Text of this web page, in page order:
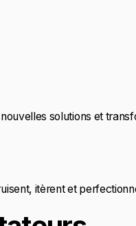
solutions et
itèrent et